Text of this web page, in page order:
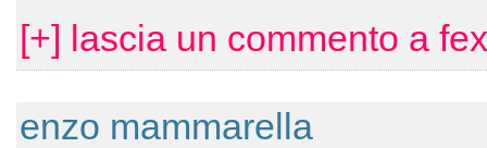
[+] lascia un commento a
enzo mammarella